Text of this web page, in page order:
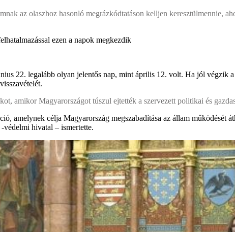
az olaszhoz hasonló megrázkódtatáson kelljen keresztülmennie,
ezen a napok megkezdik
22. legalább olyan jelentős nap, mint április 12. volt. Ha jól végzik
amikor Magyarországot túszul ejtették a szervezett politikai és
amelynek célja Magyarország megszabadítása az állam működését
védelmi hivatal – ismertette.